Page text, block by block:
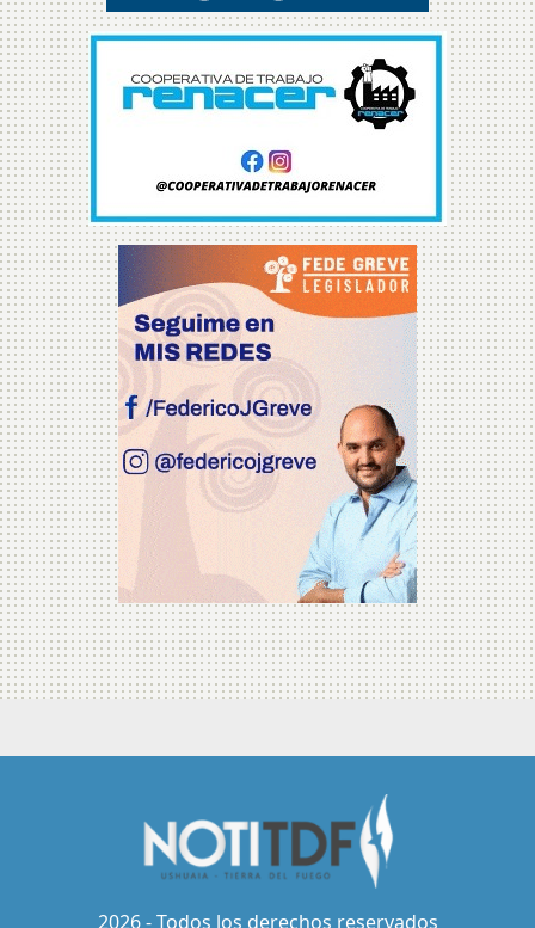
2026 - Todos los derechos reservados